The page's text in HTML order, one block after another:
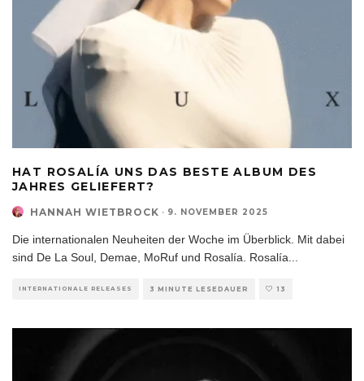
HAT ROSALÍA UNS DAS BESTE ALBUM DES
JAHRES GELIEFERT?
HANNAH WIETBROCK · 9. NOVEMBER 2025
Die internationalen Neuheiten der Woche im Überblick. Mit dabei
sind De La Soul, Demae, MoRuf und Rosalía. Rosalía
INTERNATIONALE RELEASES 3 MINUTE LESEDAUER 13